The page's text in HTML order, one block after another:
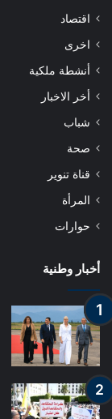
اقتصاد
اخرى
أنشطة ملكية
أخر الاخبار
شباب
صحة
قناة تنوير
المرأة
حوارات
أخبار وطنية